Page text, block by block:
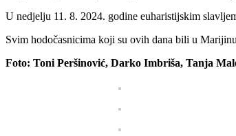
U nedjelju 11. 8. 2024. godine euharistijskim
Svim hodočasnicima koji su ovih dana bili u
Foto: Toni Peršinović, Darko Imbriša, Tanja